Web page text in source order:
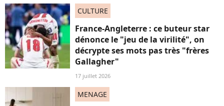
CULTURE
France-Angleterre : ce buteur star
dénonce le "jeu de la virilité", on
décrypte ses mots pas très "frères
Gallagher"
17 juillet 2026
MENAGE